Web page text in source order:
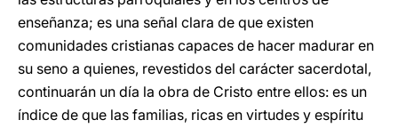
enseñanza; es una señal clara de que existen
comunidades cristianas capaces de hacer madurar en
su seno a quienes, revestidos del carácter sacerdotal,
continuarán un día la obra de Cristo entre ellos: es un
índice de que las familias, ricas en virtudes y espíritu